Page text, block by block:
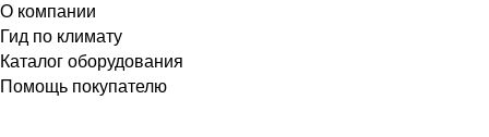
О компании
Гид по климату
Каталог оборудования
Помощь покупателю